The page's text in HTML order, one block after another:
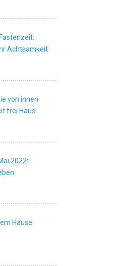
Achtsamkeit
von innen
frei Haus
2022:
Hause